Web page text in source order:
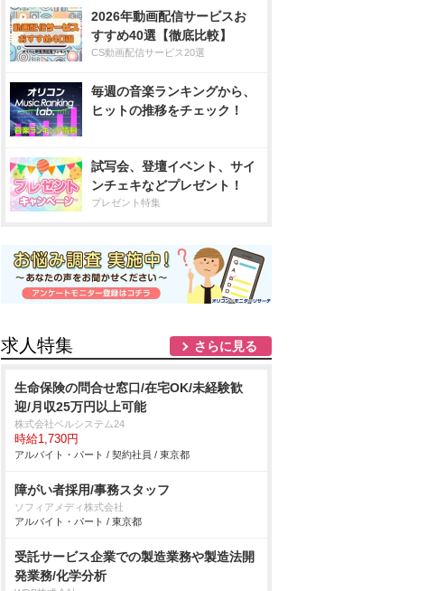
2026年動画配信サービスお
すすめ40選【徹底比較】
CS動画配信サービス20選
毎週の音楽ランキングから、
ヒットの推移をチェック！
試写会、登壇イベント、サイ
ンチェキなどプレゼント！
プレゼント特集
求人特集 さらに見る
生命保険の問合せ窓口/在宅OK/未経験歓
迎/月収25万円以上可能
株式会社ベルシステム24
時給1,730円
アルバイト・パート / 契約社員 / 東京都
障がい者採用/事務スタッフ
ソフィアメディ株式会社
アルバイト・パート / 東京都
受託サービス企業での製造業務や製造法開
発業務/化学分析